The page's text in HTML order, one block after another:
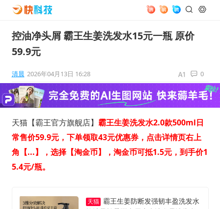
控油净头屑 霸王生姜洗发水15元一瓶 原价
59.9元
清晨 2026年04月13日 16:28 0
天猫【霸王官方旗舰店】 霸王生姜洗发水2.0款500ml日
常售价59.9元，下单领取43元优惠券，点击详情页右上
角【...】，选择【淘金币】，淘金币可抵1.5元，到手价1
5.4元/瓶。
天猫 霸王生姜防断发强韧丰盈洗发水